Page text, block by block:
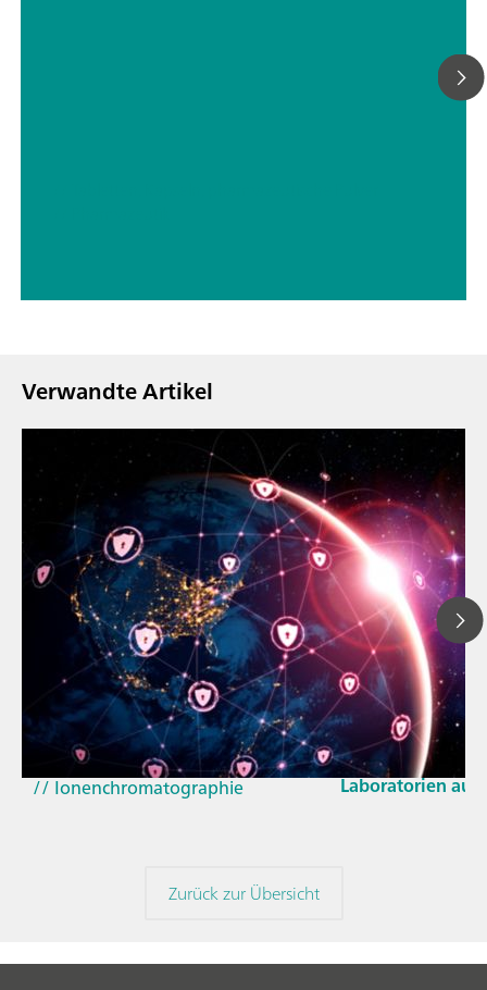
Verwandte Artikel
23. März 2026
Wie sich die
und der EU-
Laboratorien
// Blogartikel
// Nahinfrarot-Spektroskopie
(NIRS)
// Ionenchromatographie
Zurück zur Übersicht